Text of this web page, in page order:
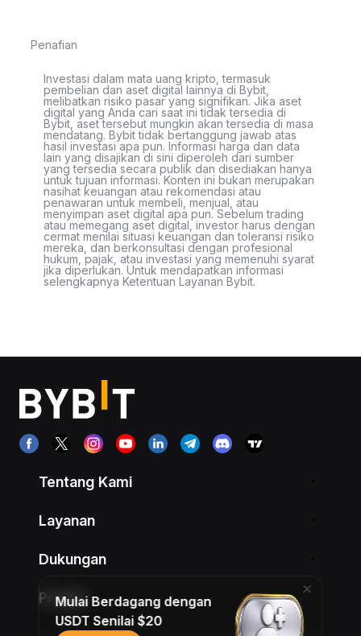
Penafian
Investasi dalam mata uang kripto, termasuk
pembelian dan aset digital lainnya di Bybit,
melibatkan risiko pasar yang signifikan. Jika aset
digital yang Anda cari saat ini tidak tersedia di
Bybit, aset tersebut mungkin akan tersedia di masa
mendatang. Bybit tidak bertanggung jawab atas
hasil investasi apa pun. Informasi harga dan data
lain yang disajikan di sini diperoleh dari sumber
yang tersedia secara publik dan disediakan hanya
untuk tujuan informasi. Konten ini bukan merupakan
nasihat keuangan atau rekomendasi atau
penawaran untuk membeli, menjual, atau
menyimpan aset digital apa pun. Sebelum trading
atau memegang aset digital, investor harus dengan
cermat menilai situasi keuangan dan toleransi risiko
mereka, dan berkonsultasi dengan profesional
hukum, pajak, atau investasi yang memenuhi syarat
jika diperlukan. Untuk mendapatkan informasi
selengkapnya Ketentuan Layanan Bybit.
Tentang Kami
Layanan
Dukungan
Produk
Mulai Berdagang dengan
USDT Senilai $20